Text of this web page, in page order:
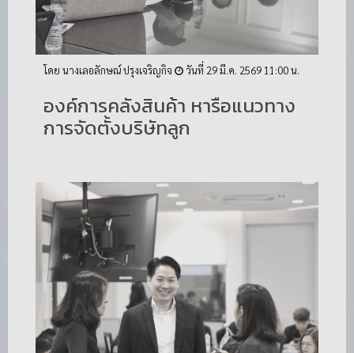
โดย นางเลอลักษณ์ ปรุงเจริญกิจ วันที่ 29 มี.ค. 2569 11:00 น.
องค์การคลังสินค้า หารือแนวทาง
การจัดตั้งบริษัทลูก